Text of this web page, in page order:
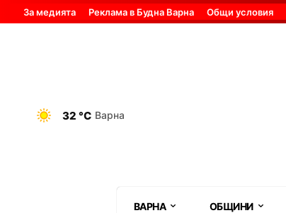
За медията Реклама в Будна Варна Общи условия
32 °C Варна
ВАРНА ОБЩИНИ